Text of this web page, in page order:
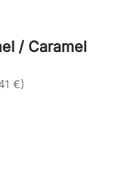
/ Caramel
€)